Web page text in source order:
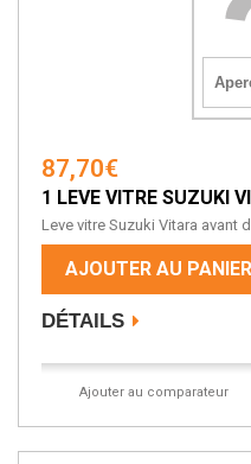
87,70€
1 LEVE VITRE SUZUKI
Leve vitre Suzuki Vitara avant
AJOUTER AU PANIER
DÉTAILS
Ajouter au comparateur